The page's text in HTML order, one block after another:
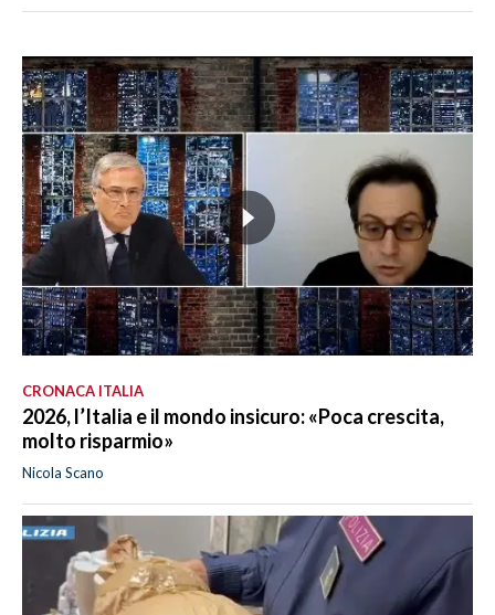
CRONACA ITALIA
2026, l’Italia e il mondo insicuro: «Poca crescita,
molto risparmio»
Nicola Scano